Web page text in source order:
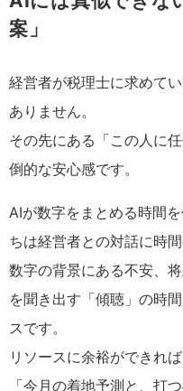
案」
経営者が税理士に求めて
ありません。
その先にある「この人に
倒的な安心感です。
AIが数字をまとめる時間
ちは経営者との対話に時間
数字の背景にある不安、
を聞き出す「傾聴」の時
スです。
リソースに余裕ができれ
「今月の着地予測と、打